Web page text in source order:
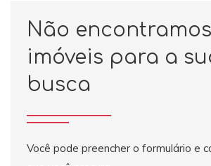
Não encontramos
imóveis para a
busca
Você pode preencher o formulário e